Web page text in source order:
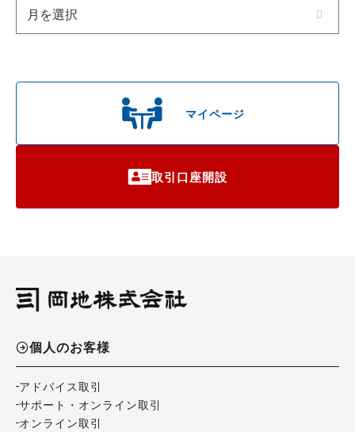
マイページ
取引口座開設
個人のお客様
アドバイス取引
サポート・オンライン取引
オンライン取引